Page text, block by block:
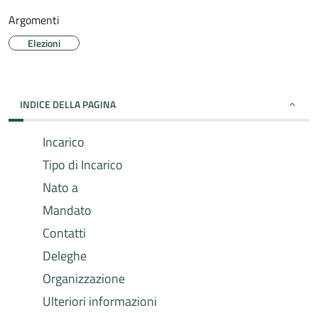
Argomenti
Elezioni
INDICE DELLA PAGINA
Incarico
Tipo di Incarico
Nato a
Mandato
Contatti
Deleghe
Organizzazione
Ulteriori informazioni